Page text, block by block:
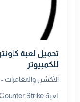
للكمبيوتر
الأكشن والمغامرات •